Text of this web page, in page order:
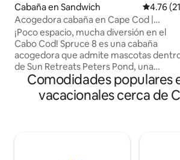
Cabaña en Sandwich
4.76
Acogedora cabaña en Cape Cod |
Piscina, playa y estanque
¡Poco espacio, mucha diversión en el
Cabo Cod! Spruce 8 es una cabaña
acogedora que admite mascotas
de Sun Retreats Peters Pond, una
comunidad turística de vacaciones de
temporada. Ideal para un máximo de
cinco huéspedes; máximo seis si se usa
Comodidades populares
vacacionales cerca de